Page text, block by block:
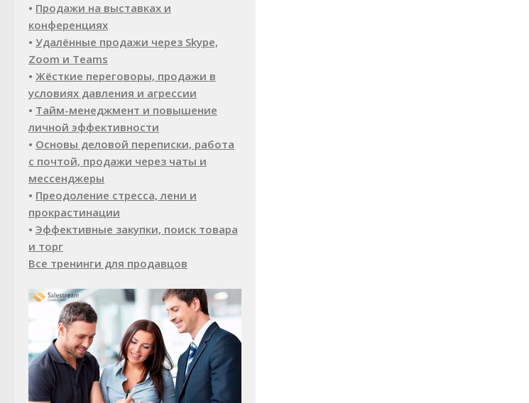
• Продажи на выставках и
конференциях
• Удалённые продажи через Skype,
Zoom и Teams
• Жёсткие переговоры, продажи в
условиях давления и агрессии
• Тайм-менеджмент и повышение
личной эффективности
• Основы деловой переписки, работа
с почтой, продажи через чаты и
мессенджеры
• Преодоление стресса, лени и
прокрастинации
• Эффективные закупки, поиск товара
и торг
Все тренинги для продавцов